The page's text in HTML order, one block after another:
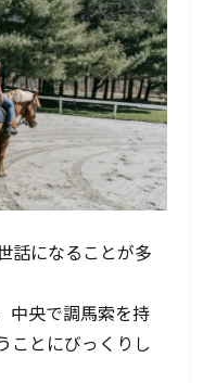
話になることが多
中央で調馬索を持
ことにびっくりし